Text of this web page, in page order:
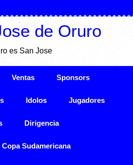
de Oruro
es San Jose
Ventas Sponsors
Idolos Jugadores
Dirigencia
Copa Sudamericana